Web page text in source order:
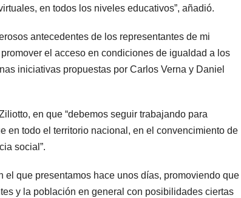
en todos los niveles educativos”, añadió.
antecedentes de los representantes de mi
el acceso en condiciones de igualdad a los
iniciativas propuestas por Carlos Verna y Daniel
en que “debemos seguir trabajando para
en todo el territorio nacional, en el convencimiento de
social”.
el que presentamos hace unos días, promoviendo que
y la población en general con posibilidades ciertas